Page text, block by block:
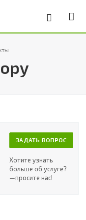
ЗАДАТЬ ВОПРОС
Хотите узнать
больше об услуге?
—просите нас!